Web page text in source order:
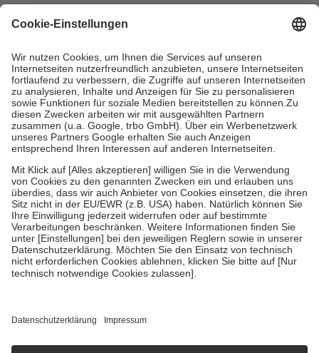
mit.
Grundsätzlich leisten Mitglieder Zuzahlungen in Höhe von zehn
höchstens zehn Euro.
Es sind jedoch nie mehr als die tatsächlichen
Kosten der Leistung zu entrichten.
Diese Regeln gelten grundsätzlich auch für Online-Apotheken.
Bei Heilmitteln und häuslicher Krankenpflege beträgt die
Zuzahlung zehn Prozent der Kosten sowie zehn Euro je
Verordnung.
Um das Engagement der Versicherten für ihre eigene Gesundheit zu
stärken und die besondere Stellung der Familie zu unterstützen,
fallenkeine Zuzahlungenan bei:
• Kindern und Jugendlichen bis zum vollendeten 18. Lebensjahr
mit Ausnahme der Fahrkosten
• Untersuchungen zur Vorsorge und Früherkennung, die von der
GKV getragen werden
• empfohlenen Schutzimpfungen
• Harn- und Blutteststreifen
getroffen, um sicherzustellen, dass es sich um echte Bewertungen
https://help.etrusted.com/hc/de/articles/4419944605341